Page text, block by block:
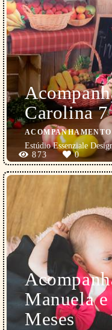
Carolina 7
Estúdio Essenziale
873
0
Manuela
Meses